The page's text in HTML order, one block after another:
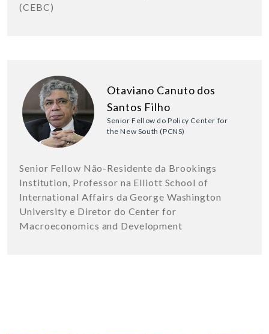
(CEBC)
Otaviano Canuto dos
Santos Filho
Senior Fellow do Policy Center for
the New South (PCNS)
Senior Fellow Não-Residente da Brookings
Institution, Professor na Elliott School of
International Affairs da George Washington
University e Diretor do Center for
Macroeconomics and Development